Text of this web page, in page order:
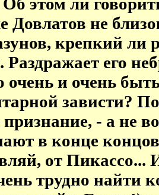
Довлатов не
крепкий ли
Раздражает его
очень и очень
зависти?
- а не
в конце
от
трудно найти